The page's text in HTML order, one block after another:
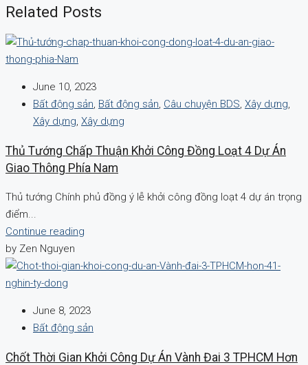
Related Posts
June 10, 2023
Bất động sản, Bất động sản, Câu chuyện BDS, Xây dựng,
Xây dựng, Xây dựng
Thủ Tướng Chấp Thuận Khởi Công Đồng Loạt 4 Dự Án
Giao Thông Phía Nam
Thủ tướng Chính phủ đồng ý lễ khởi công đồng loạt 4 dự án trọng
điểm...
Continue reading
by Zen Nguyen
June 8, 2023
Bất động sản
Chốt Thời Gian Khởi Công Dự Án Vành Đai 3 TPHCM Hơn